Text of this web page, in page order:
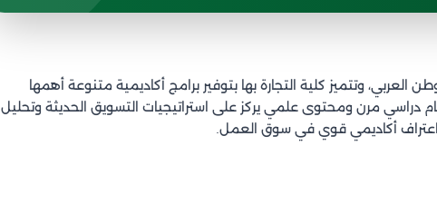
وتتميز كلية التجارة بها بتوفير برامج أكاديمية متنوعة أهمها
مرن ومحتوى علمي يركز على استراتيجيات التسويق الحديثة وتحليل
اعتراف أكاديمي قوي في سوق العمل.